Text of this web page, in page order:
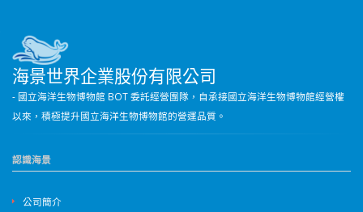
海景世界企業股份有限公司
- 國立海洋生物博物館 BOT 委託經營團隊，自承接國立海洋生物博物館經營權
以來，積極提升國立海洋生物博物館的營運品質。
認識海景
公司簡介